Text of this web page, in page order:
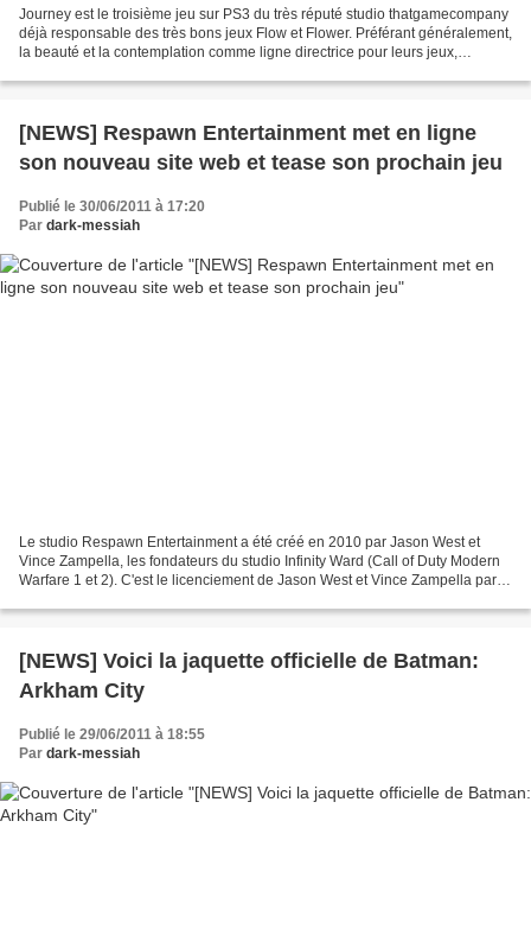
Journey est le troisième jeu sur PS3 du très réputé studio thatgamecompany
déjà responsable des très bons jeux Flow et Flower. Préférant généralement,
la beauté et la contemplation comme ligne directrice pour leurs jeux,
[NEWS] Respawn Entertainment met en ligne
son nouveau site web et tease son prochain jeu
Publié le 30/06/2011 à 17:20
Par dark-messiah
Le studio Respawn Entertainment a été créé en 2010 par Jason West et
Vince Zampella, les fondateurs du studio Infinity Ward (Call of Duty Modern
Warfare 1 et 2). C'est le licenciement de Jason West et Vince Zampella par
[NEWS] Voici la jaquette officielle de Batman:
Arkham City
Publié le 29/06/2011 à 18:55
Par dark-messiah